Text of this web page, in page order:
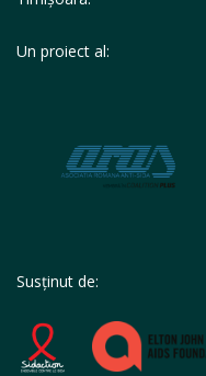
Un proiect al:
Susținut de: